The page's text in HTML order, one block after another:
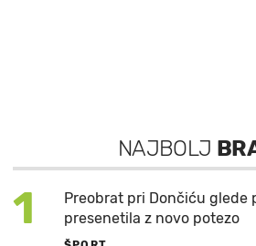
NAJBOLJ
1
Preobrat pri Dončiću glede
presenetila z novo potezo